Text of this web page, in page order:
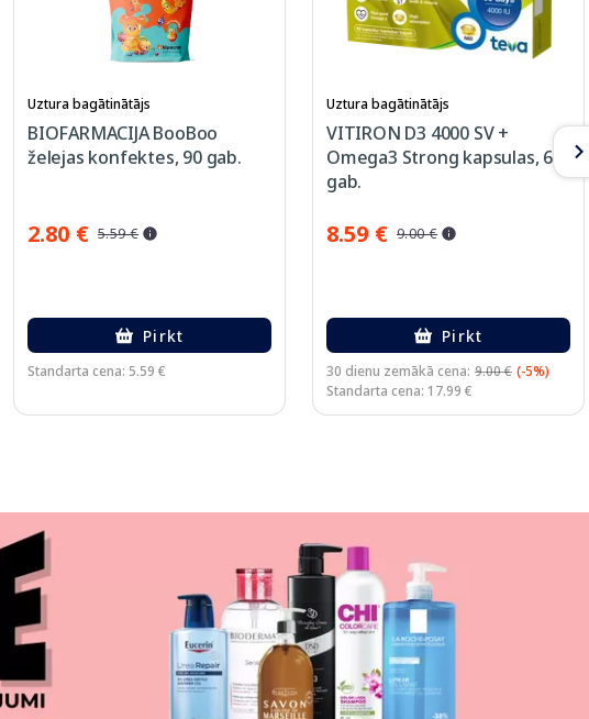
Uztura bagātinātājs
BIOFARMACIJA BooBoo
želejas konfektes, 90 gab.
2.80 € 5.59 €
Pirkt
Standarta cena: 5.59 €
Uztura bagātinātājs
VITIRON D3 4000 SV +
Omega3 Strong kapsulas, 60
gab.
8.59 € 9.00 €
Pirkt
30 dienu zemākā cena: 9.00 € (-5%)
Standarta cena: 17.99 €